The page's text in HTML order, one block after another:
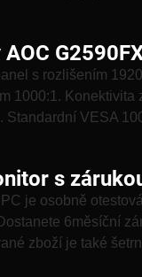
s rozlišením
1000:1.
Standardní VESA
s
je osobně
6měsíční
zboží je také